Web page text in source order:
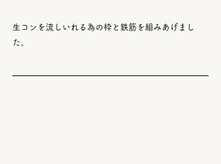
生コンを流しいれる為の枠と鉄筋を組みあげまし
た。